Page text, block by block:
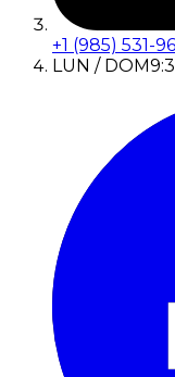
+1 (985) 531-
LUN / DOM